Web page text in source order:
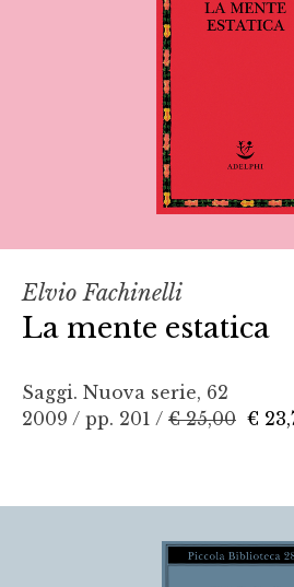
Elvio Fachinelli
La mente estatica
Saggi. Nuova serie, 62
2009 / pp. 201 / € 25,00 €